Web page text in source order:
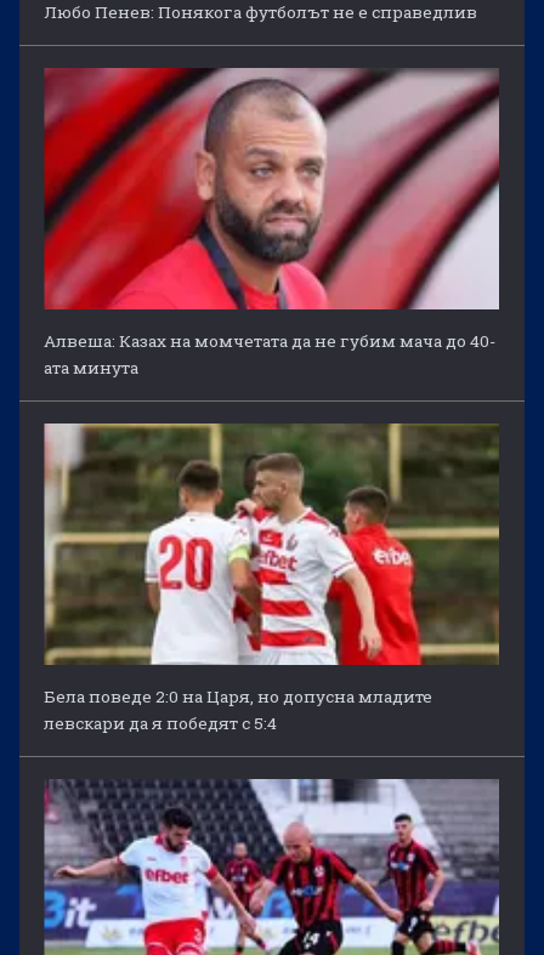
Любо Пенев: Понякога футболът не е справедлив
Алвеша: Казах на момчетата да не губим мача до 40-
ата минута
Бела поведе 2:0 на Царя, но допусна младите
левскари да я победят с 5:4